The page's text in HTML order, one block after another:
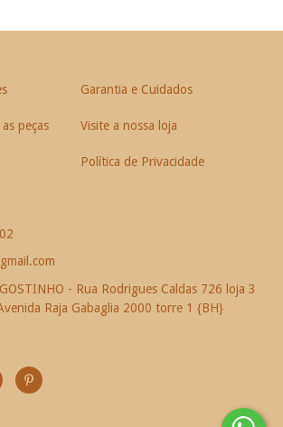
Garantia e Cuidados
peças Visite a nossa loja
Política de Privacidade
- Rua Rodrigues Caldas 726 loja 3
Raja Gabaglia 2000 torre 1 {BH}